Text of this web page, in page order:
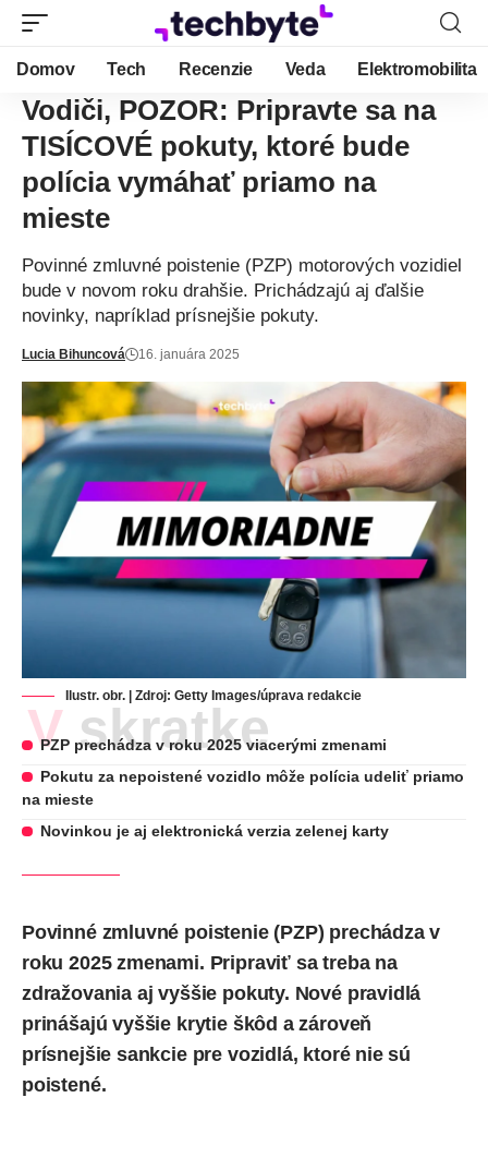
Domov Tech Recenzie Veda Elektromobilita
Vodiči, POZOR: Pripravte sa na
TISÍCOVÉ pokuty, ktoré bude
polícia vymáhať priamo na
mieste
Povinné zmluvné poistenie (PZP) motorových vozidiel
bude v novom roku drahšie. Prichádzajú aj ďalšie
novinky, napríklad prísnejšie pokuty.
Lucia Bihuncová 16. januára 2025
Ilustr. obr. | Zdroj: Getty Images/úprava redakcie
V skratke
PZP prechádza v roku 2025 viacerými zmenami
Pokutu za nepoistené vozidlo môže polícia udeliť priamo
na mieste
Novinkou je aj elektronická verzia zelenej karty
Povinné zmluvné poistenie (PZP) prechádza v
roku 2025 zmenami. Pripraviť sa treba na
zdražovania aj vyššie pokuty. Nové pravidlá
prinášajú vyššie krytie škôd a zároveň
prísnejšie sankcie pre vozidlá, ktoré nie sú
poistené.